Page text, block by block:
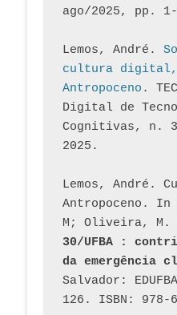
ago/2025, pp.
Lemos, André.
cultura digital,
Antropoceno .
Digital de
Cognitivas, n.
2025.
Lemos, André.
Antropoceno.
M; Oliveira,
30/UFBA :
da emergência
Salvador:
126. ISBN: 978-